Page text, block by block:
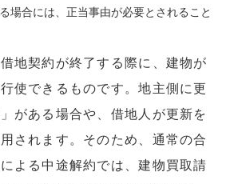
場合には、正当事由が必要とされること
地契約が終了する際に、建物が
使できるものです。地主側に更
がある場合や、借地人が更新を
されます。そのため、通常の合
よる中途解約では、建物買取請